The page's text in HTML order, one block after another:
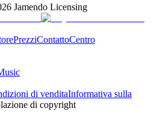
Jamendo Licensing
PrezziContattoCentro
di venditaInformativa sulla
di copyright